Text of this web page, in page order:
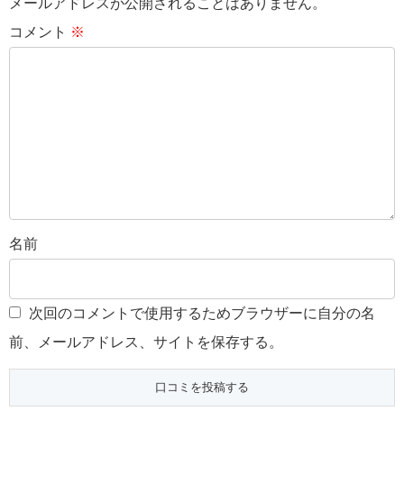
メールアドレスが公開されることはありません。
コメント ※
名前
次回のコメントで使用するためブラウザーに自分の名
前、メールアドレス、サイトを保存する。